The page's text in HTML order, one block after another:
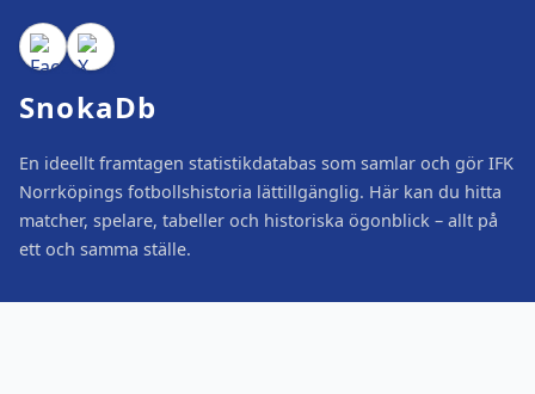
SnokaDb
En ideellt framtagen statistikdatabas som samlar och gör IFK
Norrköpings fotbollshistoria lättillgänglig. Här kan du hitta
matcher, spelare, tabeller och historiska ögonblick – allt på
ett och samma ställe.